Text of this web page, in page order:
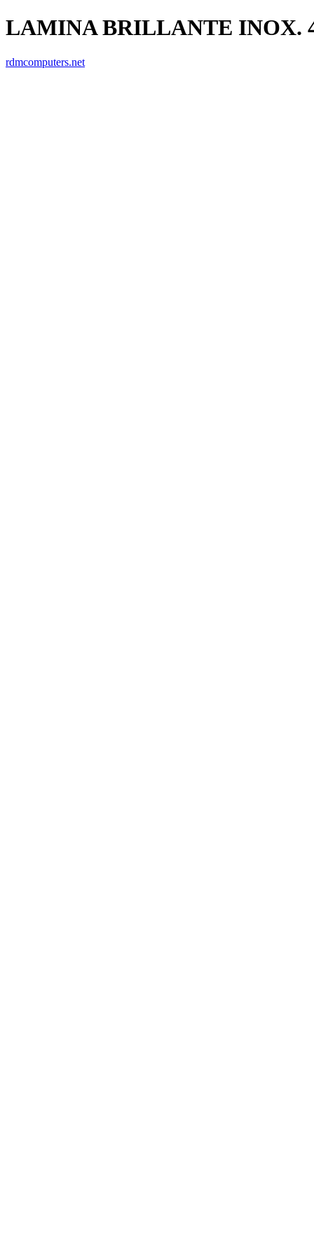
LAMINA BRILLANTE INOX.
rdmcomputers.net